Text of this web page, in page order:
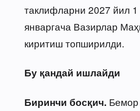
таклифларни 2027 йил 1
январгача Вазирлар
киритиш топширилди.
Бу қандай ишлайди
Биринчи босқич.